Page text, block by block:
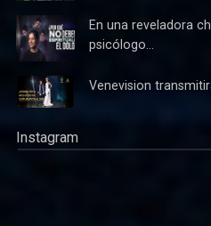
En una reveladora
psicólogo...
Venevision
Instagram